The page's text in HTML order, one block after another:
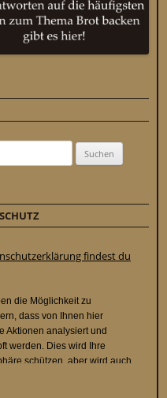
findest du